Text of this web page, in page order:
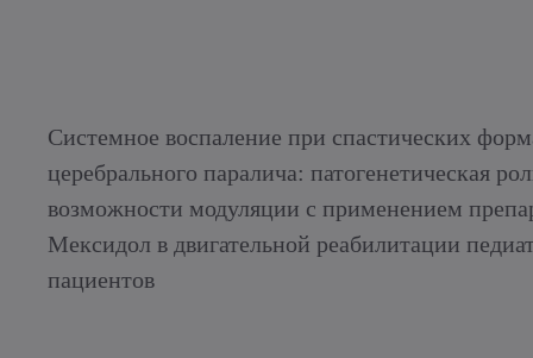
Системное воспаление при спастических
церебрального паралича: патогенетическая
возможности модуляции с применением
Мексидол в двигательной реабилитации
пациентов